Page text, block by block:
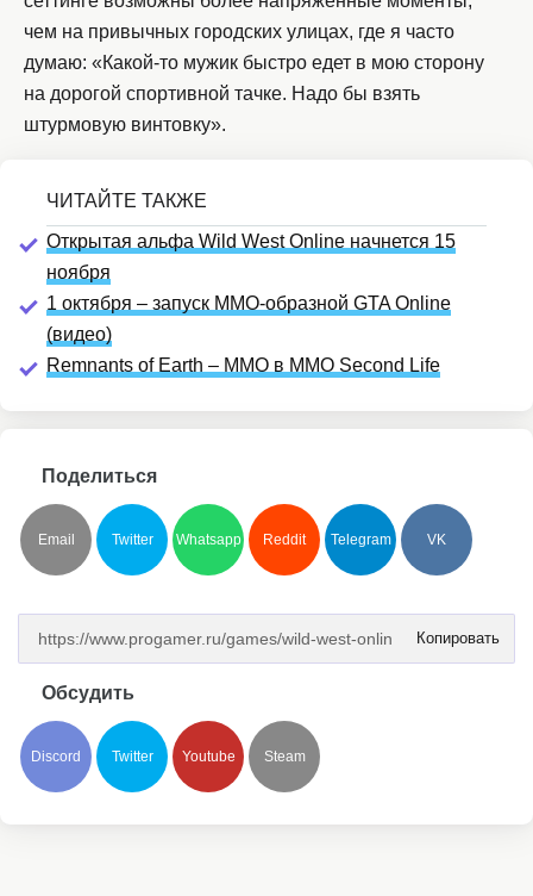
чем на привычных городских улицах, где я часто
думаю: «Какой-то мужик быстро едет в мою сторону
на дорогой спортивной тачке. Надо бы взять
штурмовую винтовку».
Открытая альфа Wild West Online начнется 15
ноября
1 октября – запуск MMO-образной GTA Online
(видео)
Remnants of Earth – MMO в MMO Second Life
Поделиться
Email Twitter Whatsapp Reddit Telegram VK
Копировать
Обсудить
Discord Twitter Youtube Steam